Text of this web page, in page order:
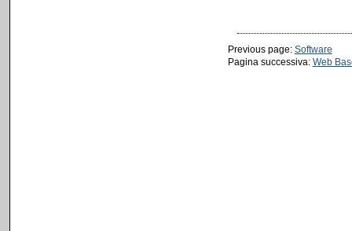
Previous page: Software
Pagina successiva: Web